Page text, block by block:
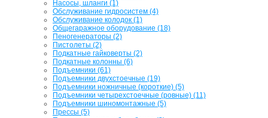
Насосы, шланги (1)
Обслуживание гидросистем (4)
Обслуживание колодок (1)
Общегаражное оборудование (18)
Пеногенераторы (2)
Пистолеты (2)
Подкатные гайковерты (2)
Подкатные колонны (6)
Подъемники (61)
Подъемники двухстоечные (19)
Подъемники ножничные (короткие) (5)
Подъемники четырехстоечные (ровные) (11)
Подъемники шиномонтажные (5)
Прессы (5)